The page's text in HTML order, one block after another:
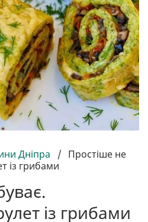
Дніпра / Простіше не
із грибами
із грибами